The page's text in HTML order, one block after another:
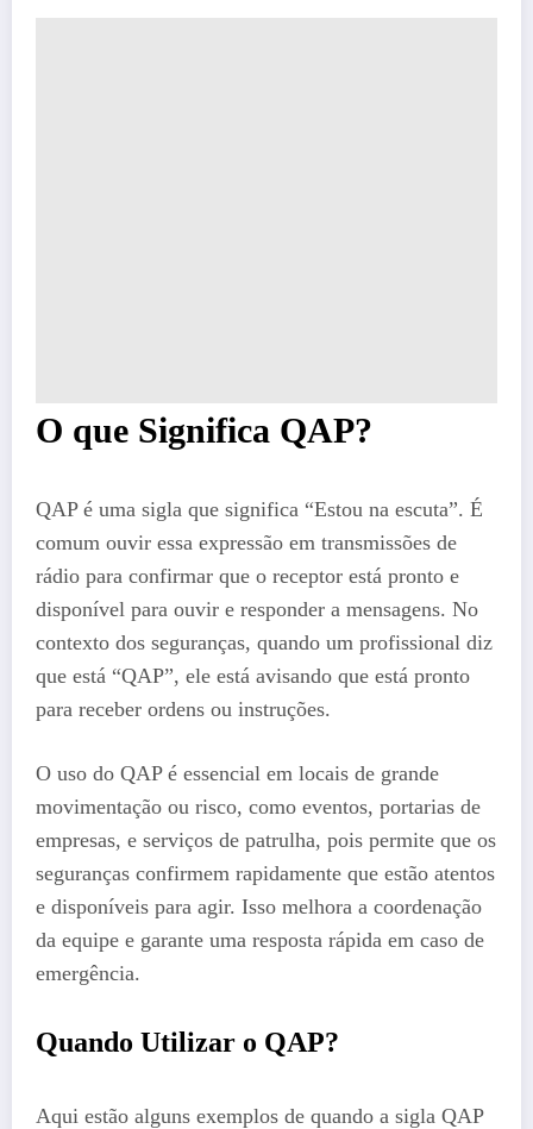
O que Significa QAP?
QAP é uma sigla que significa “Estou na escuta”. É
comum ouvir essa expressão em transmissões de
rádio para confirmar que o receptor está pronto e
disponível para ouvir e responder a mensagens. No
contexto dos seguranças, quando um profissional diz
que está “QAP”, ele está avisando que está pronto
para receber ordens ou instruções.
O uso do QAP é essencial em locais de grande
movimentação ou risco, como eventos, portarias de
empresas, e serviços de patrulha, pois permite que os
seguranças confirmem rapidamente que estão atentos
e disponíveis para agir. Isso melhora a coordenação
da equipe e garante uma resposta rápida em caso de
emergência.
Quando Utilizar o QAP?
Aqui estão alguns exemplos de quando a sigla QAP